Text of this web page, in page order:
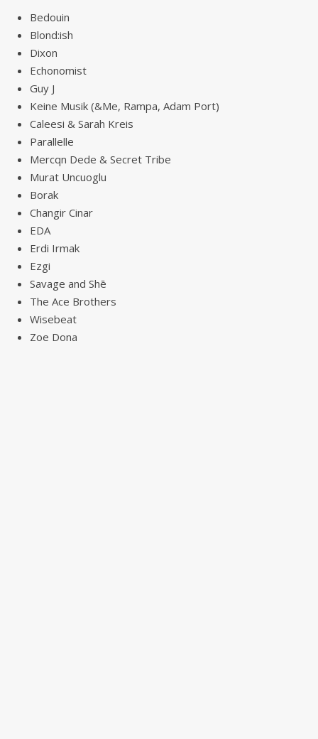
Bedouin
Blond:ish
Dixon
Echonomist
Guy J
Keine Musik (&Me, Rampa, Adam Port)
Caleesi & Sarah Kreis
Parallelle
Mercqn Dede & Secret Tribe
Murat Uncuoglu
Borak
Changir Cinar
EDA
Erdi Irmak
Ezgi
Savage and Shē
The Ace Brothers
Wisebeat
Zoe Dona